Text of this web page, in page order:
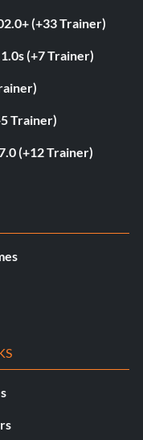
(+33 Trainer)
(+7 Trainer)
Trainer)
(+12 Trainer)